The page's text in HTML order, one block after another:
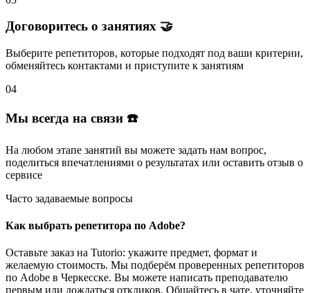
Договоритесь о занятиях 🤝
Выберите репетиторов, которые подходят под ваши критерии,
обменяйтесь контактами и приступите к занятиям
04
Мы всегда на связи ☎️
На любом этапе занятий вы можете задать нам вопрос,
поделиться впечатлениями о результатах или оставить отзыв о
сервисе
Часто задаваемые вопросы
Как выбрать репетитора по Adobe?
Оставьте заказ на Tutorio: укажите предмет, формат и
желаемую стоимость. Мы подберём проверенных репетиторов
по Adobe в Черкесске. Вы можете написать преподавателю
первым или дождаться откликов. Общайтесь в чате, уточняйте